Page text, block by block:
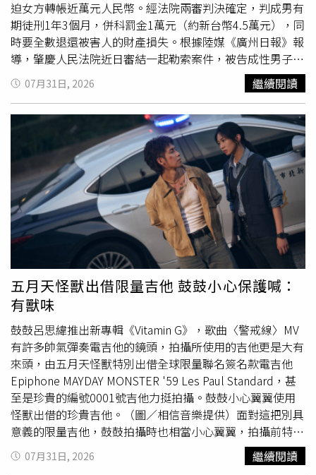
翻攝臉書／黃琳媛）黃琳媛最後再度發文喊話：「即便分手
了，這些行為真的讓我非常不舒服，分手可以至少做到該有
的尊重嗎？可以不要借花獻佛再把我當題材了嗎？或者是你
今晚就好好發寫給你女朋友的歌可以嗎？只要你不做這些不
尊重別人的行為我都覺得一切就算了。 算我倒楣。」貼文
曝光後迅速掀起討論，不少網友關注雙方昔日戀情，也關心
派偉俊是否會出面回應相關指控。對於前女友的發文內容，
派偉俊並未正面回應交往期間的指控，而是在社群平台分享
新歌〈穿上你的愛〉，並寫下：「去年下的那場雪就讓它留
在去年，今年夏天戀愛就聽這首。」藉此表明真正寫給現任
禾羽的作品為〈穿上你的愛〉。禾羽也現身留言力挺，寫
下：「單曲循環中，喜歡。」至於派偉俊所屬杰威爾音樂則
回應：「謝謝大家關心，專輯裡唯一寫給他人的歌曲是〈穿
上你的愛〉，如有不實言論，公司將保留法律追訴權。」黃
琳媛自爆和派偉俊曾交往過。（圖／翻攝Threads
／/@hl_yuan）
迫女方轉帳近萬元人民幣。經法院兩審判決確定，判成男有
期徒刑1年3個月，併科罰金1萬元（約新台幣4.5萬元），同
時要全數退還被害人的財產損失。根據陸媒《廣州日報》報
導，肇慶人民法院近日審結一起勒索案件，被告成性男子與
原告吳姓女子曾是情侶關係，戀愛期間成男拍攝並保存吳女
大量私密影像。兩人
後，成男以私密影像向吳女勒索50
多次，不法獲取9766.5元（約新台幣44000元）。肇慶人民
法院一審審理後，認定成男行為已構成敲詐勒索罪，依法判
處有期徒刑1年3個月，併科罰金1萬元（約新台幣4.5萬
元），同時責令其必須全數退賠受害人所遭受的財產損失。
但被告不服判決並提起上訴，近日經二審法院審理後，認為
一審判決事實清楚、適用法律正確且量刑適當，因此駁回上
訴並維持原判。目前該起案件的判決已正式生效，成男必須
入監服刑並承擔相應法律責任。對此，警方特別呼籲，無論
在何種關係下，切勿隨意拍攝、保存或持有他人的私密影
像，以免觸犯法律。此類未經同意拍攝或保存私密照的行
為，往往成為日後犯罪的工具，嚴重侵害他人隱私權。◎根
據刑法第235條規定，散布、播送或販賣猥褻之文字、圖
畫、聲音、影像或其他物品，或公然陳列，或以他法供人觀
覽、聽聞者，處2年以下有期徒刑、拘役或可併科三萬元以
下罰金。意圖散布、播送、販賣而製造、持有前項文字、圖
畫、聲音、影像及其附著物或其他物品者，亦同。提醒大家
勿加入跪求、私給等行列，以免觸法。
07月31日, 2026 繼續閱讀
五月天怪獸出借限量吉他 鼓鼓小心保護喊：
有獸味
鼓鼓呂思緯推出新專輯《Vitamin G》，歌曲〈警戒線〉MV
有許多帥氣彈奏電吉他的鏡頭，拍攝所使用的吉他更是大有
來頭，由五月天怪獸特別出借全球限量聯名簽名款電吉他
Epiphone MAYDAY MONSTER '59 Les Paul Standard，甚
至是珍貴的編號0001號吉他力挺拍攝。鼓鼓小心翼翼使用
怪獸出借的珍貴吉他。（圖／相信音樂提供）面對這把別具
意義的限量吉他，鼓鼓拍攝時也相當小心翼翼，拍攝前特地
將吉他背面做保護就怕留下任何刮痕，展現十足愛惜之情。
談到實際彈奏的手感，鼓鼓笑說：「彈起來很有『獸』味！
07月31日, 2026 繼續閱讀